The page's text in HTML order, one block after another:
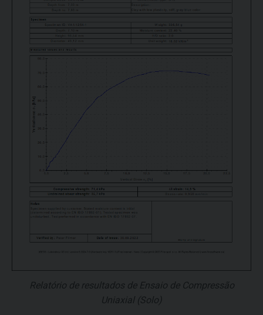
Relatório de resultados de Ensaio de Compressão
Uniaxial (Solo)